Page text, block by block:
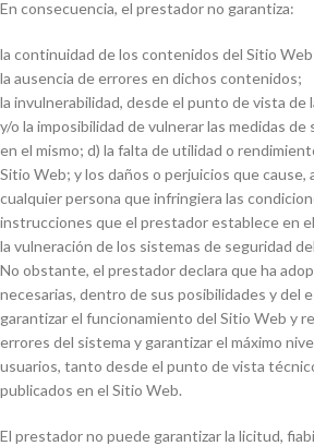
En consecuencia, el prestador no garantiza:
la continuidad de los contenidos del Sitio
la ausencia de errores en dichos contenidos;
la invulnerabilidad, desde el punto de vista de
y/o la imposibilidad de vulnerar las medidas
en el mismo; d) la falta de utilidad o
Sitio Web; y los daños o perjuicios que cause,
cualquier persona que infringiera las
instrucciones que el prestador establece en
la vulneración de los sistemas de seguridad
No obstante, el prestador declara que ha
necesarias, dentro de sus posibilidades y del
garantizar el funcionamiento del Sitio Web y
errores del sistema y garantizar el máximo
usuarios, tanto desde el punto de vista
publicados en el Sitio Web.
El prestador no puede garantizar la licitud,